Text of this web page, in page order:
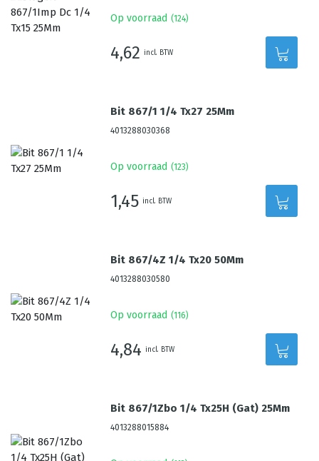
Op voorraad (124)
4,62 incl. BTW
Bit 867/1 1/4 Tx27 25Mm
4013288030368
Op voorraad (123)
1,45 incl. BTW
Bit 867/4Z 1/4 Tx20 50Mm
4013288030580
Op voorraad (116)
4,84 incl. BTW
Bit 867/1Zbo 1/4 Tx25H (Gat) 25Mm
4013288015884